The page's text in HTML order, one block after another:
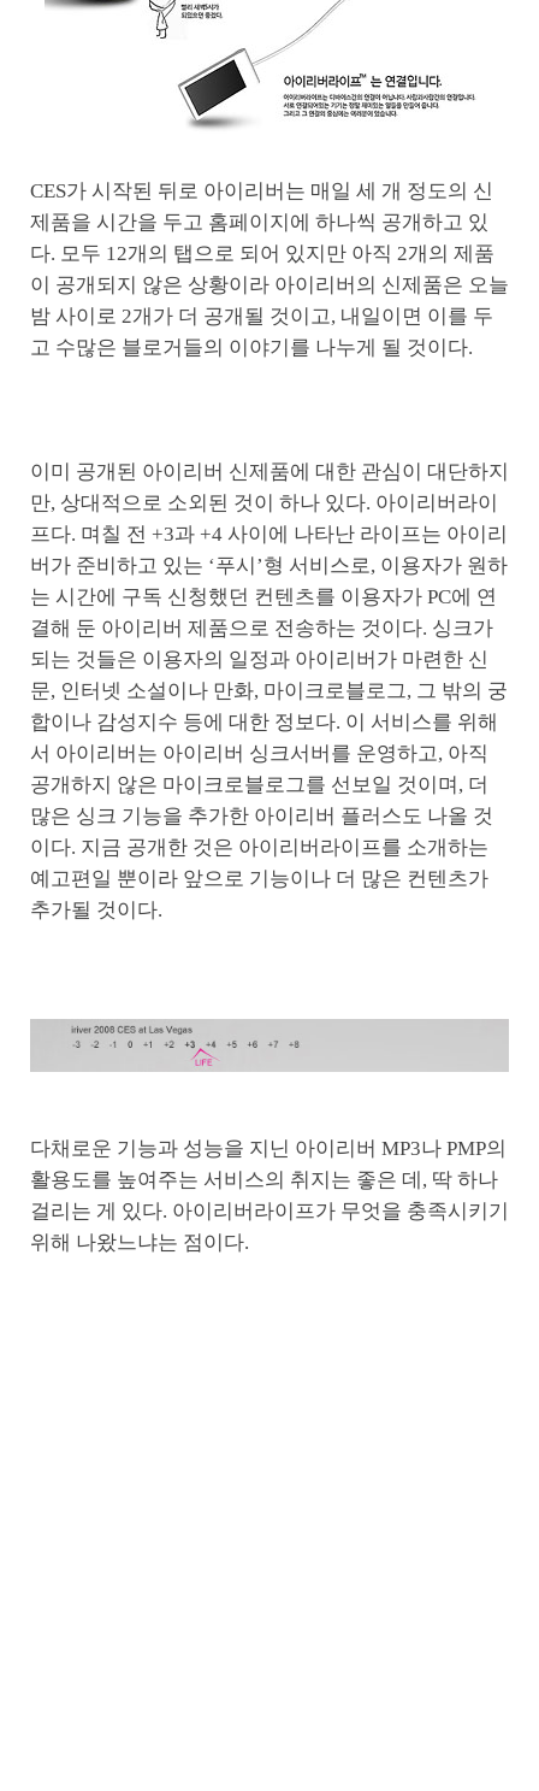
CES가 시작된 뒤로 아이리버는 매일 세 개 정도의 신
제품을 시간을 두고 홈페이지에 하나씩 공개하고 있
다. 모두 12개의 탭으로 되어 있지만 아직 2개의 제품
이 공개되지 않은 상황이라 아이리버의 신제품은 오늘
밤 사이로 2개가 더 공개될 것이고, 내일이면 이를 두
고 수많은 블로거들의 이야기를 나누게 될 것이다.
이미 공개된 아이리버 신제품에 대한 관심이 대단하지
만, 상대적으로 소외된 것이 하나 있다. 아이리버라이
프다. 며칠 전 +3과 +4 사이에 나타난 라이프는 아이리
버가 준비하고 있는 ‘푸시’형 서비스로, 이용자가 원하
는 시간에 구독 신청했던 컨텐츠를 이용자가 PC에 연
결해 둔 아이리버 제품으로 전송하는 것이다. 싱크가
되는 것들은 이용자의 일정과 아이리버가 마련한 신
문, 인터넷 소설이나 만화, 마이크로블로그, 그 밖의 궁
합이나 감성지수 등에 대한 정보다. 이 서비스를 위해
서 아이리버는 아이리버 싱크서버를 운영하고, 아직
공개하지 않은 마이크로블로그를 선보일 것이며, 더
많은 싱크 기능을 추가한 아이리버 플러스도 나올 것
이다. 지금 공개한 것은 아이리버라이프를 소개하는
예고편일 뿐이라 앞으로 기능이나 더 많은 컨텐츠가
추가될 것이다.
다채로운 기능과 성능을 지닌 아이리버 MP3나 PMP의
활용도를 높여주는 서비스의 취지는 좋은 데, 딱 하나
걸리는 게 있다. 아이리버라이프가 무엇을 충족시키기
위해 나왔느냐는 점이다.